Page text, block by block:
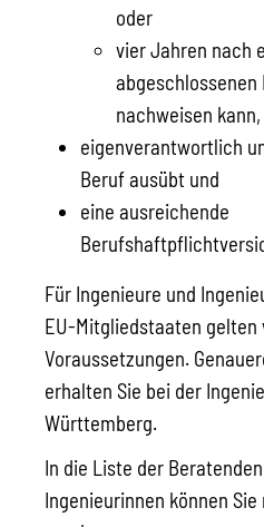
oder
vier Jahren nach
nachweisen kann,
eigenverantwortlich
Beruf ausübt und
eine ausreichende
Für Ingenieure und
EU-Mitgliedstaaten gelten
Voraussetzungen.
erhalten Sie bei der
Württemberg.
In die Liste der
Ingenieurinnen können